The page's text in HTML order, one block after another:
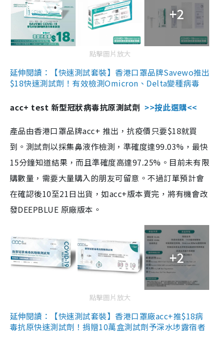
+2
點擊圖片放大
延伸閱讀：【快速測試套裝】香港口罩品牌Savewo推出
$18快速測試劑！有效檢測Omicron、Delta變種病毒
acc+ test 新型冠狀病毒抗原測試劑 >>按此選購<<
產品由香港口罩品牌acc+ 推出，抗疫價只要$18就買
到。測試劑以採集鼻液作檢測，準確度達99.03%，最快
15分鐘知道結果，而且準確度高達97.25%。目前未有限
購數量，需要大量購入的朋友可留意。不過訂單預計會
在確認後10至21日出貨，如acc+版本賣完，將有機會改
發DEEPBLUE 原廠版本。
+2
點擊圖片放大
延伸閱讀：【快速測試套裝】香港口罩廠acc+推$18病
毒抗原快速測試劑！捐贈10萬盒測試劑予深水埗露宿者